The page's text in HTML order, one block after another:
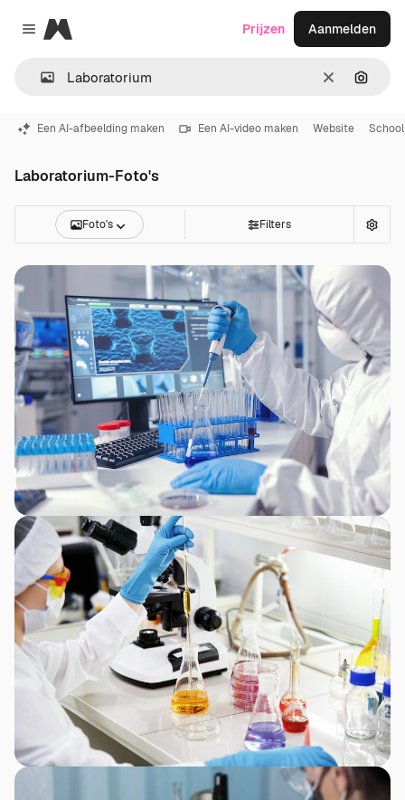
Close menu
Magnific
Wissen
Prijzen Aanmelden
Een AI-afbeelding maken Een AI-video maken Website School
Laboratorium-Foto's
Foto's Filters